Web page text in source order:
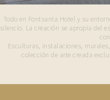
Todo en Fontsanta Hotel y su
silencio. La creación se apropia del
Esculturas, instalaciones,
colección de arte creada